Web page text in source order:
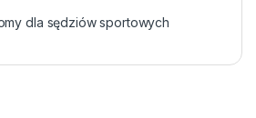
dla sędziów sportowych